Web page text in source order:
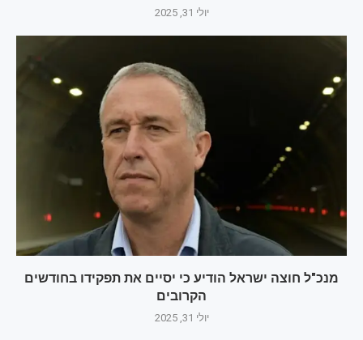
יולי 31, 2025
מנכ"ל חוצה ישראל הודיע כי יסיים את תפקידו בחודשים
הקרובים
יולי 31, 2025